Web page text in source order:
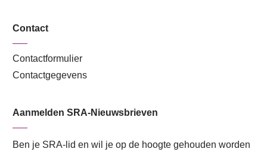
Contact
Contactformulier
Contactgegevens
Aanmelden SRA-Nieuwsbrieven
Ben je SRA-lid en wil je op de hoogte gehouden worden